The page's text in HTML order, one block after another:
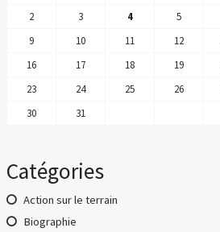
2
3 4 5
9
10 11 12
16
17 18 19
23
24 25 26
30
31
Catégories
Action sur le terrain
Biographie